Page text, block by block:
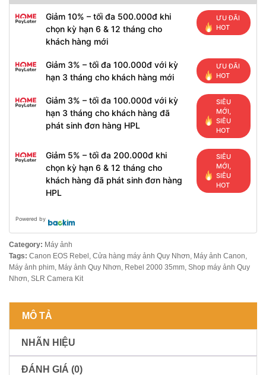
Giảm 10% – tối đa 500.000đ khi
chọn kỳ hạn 6 & 12 tháng cho
khách hàng mới
ƯU ĐÃI
HOT
Giảm 3% – tối đa 100.000đ với kỳ
hạn 3 tháng cho khách hàng mới
ƯU ĐÃI
HOT
Giảm 3% – tối đa 100.000đ với kỳ
hạn 3 tháng cho khách hàng đã
phát sinh đơn hàng HPL
SIÊU
MỚI,
SIÊU
HOT
Giảm 5% – tối đa 200.000đ khi
chọn kỳ hạn 6 & 12 tháng cho
khách hàng đã phát sinh đơn hàng
HPL
SIÊU
MỚI,
SIÊU
HOT
Powered by
Category: Máy ảnh
Tags: Canon EOS Rebel , Cửa hàng máy ảnh Quy Nhơn, Máy ảnh Canon,
Máy ảnh phim, Máy ảnh Quy Nhơn, Rebel 2000 35mm, Shop máy ảnh Quy
Nhơn, SLR Camera Kit
MÔ TẢ
NHÃN HIỆU
ĐÁNH GIÁ (0)